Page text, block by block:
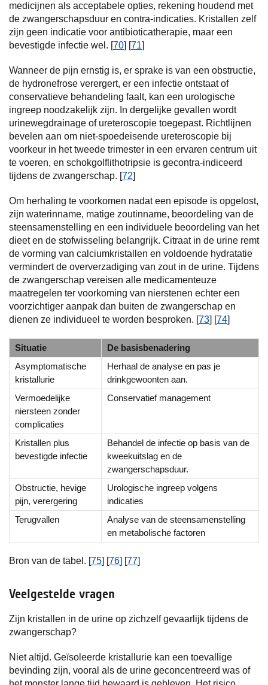
medicijnen als acceptabele opties, rekening houdend met
de zwangerschapsduur en contra-indicaties. Kristallen zelf
zijn geen indicatie voor antibioticatherapie, maar een
bevestigde infectie wel. [70] [71]
Wanneer de pijn ernstig is, er sprake is van een obstructie,
de hydronefrose verergert, er een infectie ontstaat of
conservatieve behandeling faalt, kan een urologische
ingreep noodzakelijk zijn. In dergelijke gevallen wordt
urinewegdrainage of ureteroscopie toegepast. Richtlijnen
bevelen aan om niet-spoedeisende ureteroscopie bij
voorkeur in het tweede trimester in een ervaren centrum uit
te voeren, en schokgolflithotripsie is gecontra-indiceerd
tijdens de zwangerschap. [72]
Om herhaling te voorkomen nadat een episode is opgelost,
zijn waterinname, matige zoutinname, beoordeling van de
steensamenstelling en een individuele beoordeling van het
dieet en de stofwisseling belangrijk. Citraat in de urine remt
de vorming van calciumkristallen en voldoende hydratatie
vermindert de oververzadiging van zout in de urine. Tijdens
de zwangerschap vereisen alle medicamenteuze
maatregelen ter voorkoming van nierstenen echter een
voorzichtiger aanpak dan buiten de zwangerschap en
dienen ze individueel te worden besproken. [73] [74]
Situatie
De basisbenadering
Asymptomatische
kristallurie
Herhaal de analyse en pas je
drinkgewoonten aan.
Vermoedelijke
niersteen zonder
complicaties
Conservatief management
Kristallen plus
bevestigde infectie
Behandel de infectie op basis van de
kweekuitslag en de
zwangerschapsduur.
Obstructie, hevige
pijn, verergering
Urologische ingreep volgens
indicaties
Terugvallen
Analyse van de steensamenstelling
en metabolische factoren
Bron van de tabel. [75] [76] [77]
Veelgestelde vragen
Zijn kristallen in de urine op zichzelf gevaarlijk tijdens de
zwangerschap?
Niet altijd. Geïsoleerde kristallurie kan een toevallige
bevinding zijn, vooral als de urine geconcentreerd was of